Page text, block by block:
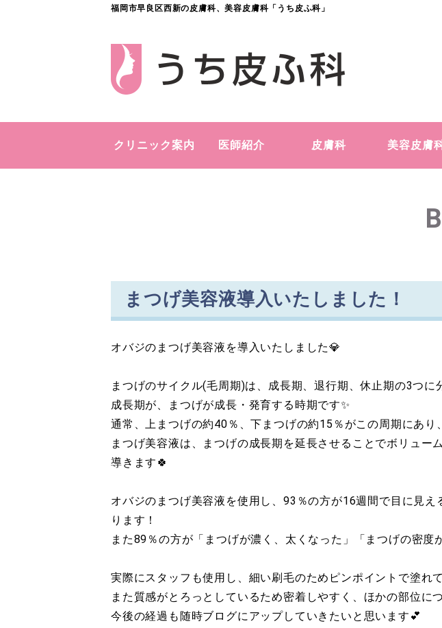
福岡市早良区西新の皮膚科、美容皮膚科「うち皮ふ科」
クリニック案内 医師紹介 皮膚科 美容皮膚
まつげ美容液導入いたしました！
オバジのまつげ美容液を導入いたしました💎
まつげのサイクル(毛周期)は、成長期、退行期、休止期の3つに
成長期が、まつげが成長・発育する時期です✨
通常、上まつげの約40％、下まつげの約15％がこの周期にあり
まつげ美容液は、まつげの成長期を延長させることでボリュー
導きます🍀
オバジのまつげ美容液を使用し、93％の方が16週間で目に見
ります！
また89％の方が「まつげが濃く、太くなった」「まつげの密度
実際にスタッフも使用し、細い刷毛のためピンポイントで塗れて
また質感がとろっとしているため密着しやすく、ほかの部位に
今後の経過も随時ブログにアップしていきたいと思います💕